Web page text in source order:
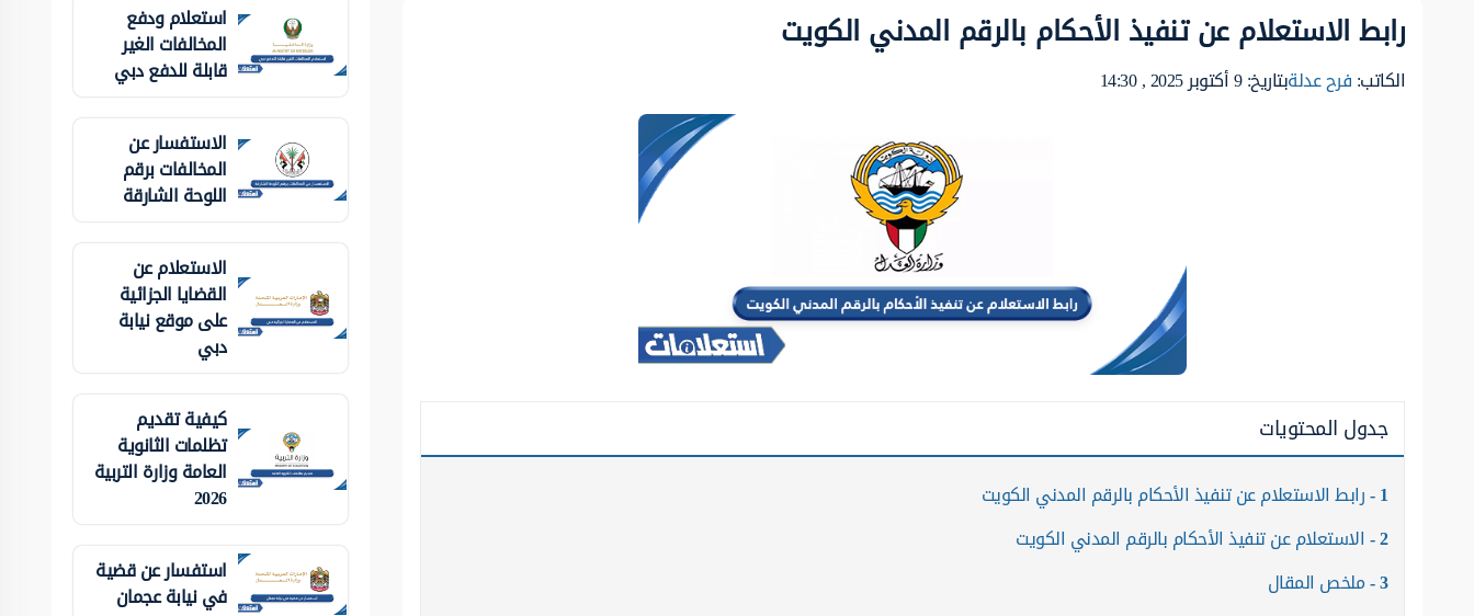
رابط الاستعلام عن تنفيذ الأحكام بالرقم المدني الكويت
الكاتب:فرح عدلةبتاريخ: 9 أكتوبر 2025 , 14:30
جدول المحتويات
1 رابط الاستعلام عن تنفيذ الأحكام بالرقم المدني الكويت
2 الاستعلام عن تنفيذ الأحكام بالرقم المدني الكويت
3 ملخص المقال
استعلام ودفع
المخالفات الغير
قابلة للدفع دبي
الاستفسار عن
المخالفات برقم
اللوحة الشارقة
الاستعلام عن
القضايا الجزائية
على موقع نيابة
دبي
كيفية تقديم
تظلمات الثانوية
العامة وزارة التربية
2026
استفسار عن قضية
في نيابة عجمان